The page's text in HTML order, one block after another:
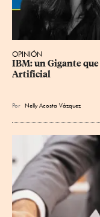
OPINIÓN
IBM: un Gigante
Artificial
Por Nelly Acosta Vázquez